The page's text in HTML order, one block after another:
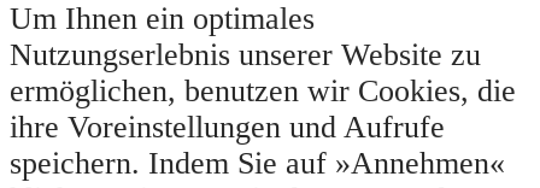
Um Ihnen ein optimales
Nutzungserlebnis unserer Website zu
ermöglichen, benutzen wir Cookies, die
ihre Voreinstellungen und Aufrufe
speichern. Indem Sie auf »Annehmen«